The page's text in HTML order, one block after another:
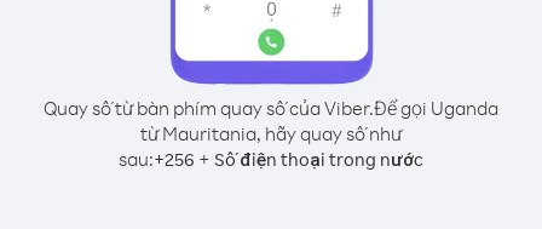
Quay số từ bàn phím quay số của Viber.Để gọi Uganda
từ Mauritania, hãy quay số như
sau:+256 + Số điện thoại trong nước